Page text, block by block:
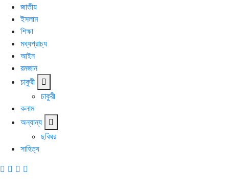
জাতীয়
ইসলাম
শিক্ষা
মধ্যপ্রাচ্য
আইন
রমজান
চাকুরী
চাকুরী
কলাম
অন্যান্য
ছবিঘর
সাহিত্য